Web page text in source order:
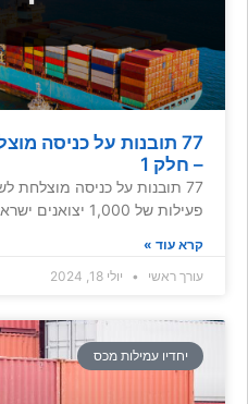
77 תובנות על כניסה
– חלק 1
77 תובנות על כניסה
פעילות של 1,000 יצואנים ישראלים.
קרא עוד »
עורך ראשי
יולי 18, 2024
יחדיו עמילות מכס